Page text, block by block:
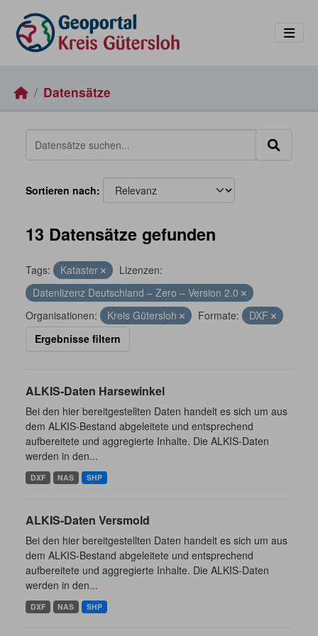
Datensätze
Sortieren nach
13 Datensätze gefunden
Tags: Kataster
Lizenzen:
Datenlizenz Deutschland – Zero – Version 2.0
Organisationen:
Kreis Gütersloh Formate:
DXF
Ergebnisse filtern
ALKIS-Daten Harsewinkel
Bei den hier bereitgestellten Daten handelt es sich um aus
dem ALKIS-Bestand abgeleitete und entsprechend
aufbereitete und aggregierte Inhalte. Die ALKIS-Daten
werden in den...
DXF NAS SHP
ALKIS-Daten Versmold
Bei den hier bereitgestellten Daten handelt es sich um aus
dem ALKIS-Bestand abgeleitete und entsprechend
aufbereitete und aggregierte Inhalte. Die ALKIS-Daten
werden in den...
DXF NAS SHP